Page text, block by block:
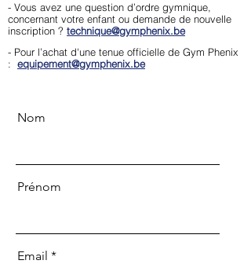
- Vous avez une question d’ordre gymnique,
concernant votre enfant ou demande de nouvelle
inscription ? technique@gymphenix.be
- Pour l’achat d'une tenue officielle de Gym Phenix
: equipement@gymphenix.be
Nom
Prénom
Email